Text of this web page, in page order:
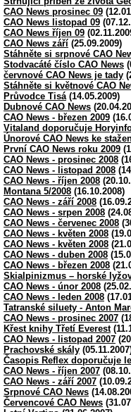
CAO News prosinec 09
CAO News listopad 09
CAO News říjen 09
CAO News září (25.09.2009)
Stáhněte si srpnové CAO
Stodvacáté číslo CAO News
červnové CAO News je tady
Stáhněte si květnové CAO
Průvodce Tisá (14.05.2009)
Dubnové CAO News
CAO News - březen 2009
Vitaland doporučuje
Únorové CAO News ke
První CAO News roku 2009
CAO News - prosinec 2008
CAO News - listopad 2008
CAO News - říjen 2008
Montana 5/2008 (16.10.2008)
CAO News - září 2008
CAO News - srpen 2008
CAO News - červenec 2008
CAO News - květen 2008
CAO News - květen 2008
CAO News - duben 2008
CAO News - březen 2008
Skialpinizmus – horské
CAO News - únor 2008
CAO News - leden 2008
Tatranské siluety - Anton
CAO News - prosinec 2007
Křest knihy Třetí Everest
CAO News - listopad 2007
Prachovské skály
Časopis Reflex doporučuje
CAO News - říjen 2007
CAO News - září 2007
Srpnové CAO News
Červencové CAO News